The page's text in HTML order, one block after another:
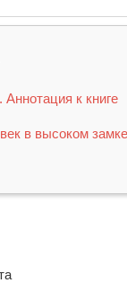
к книге
в высоком